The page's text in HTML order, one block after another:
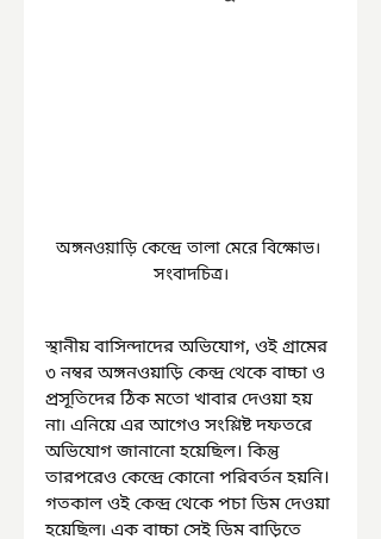
অঙ্গনওয়াড়ি কেন্দ্রে তালা মেরে বিক্ষোভ।
সংবাদচিত্র।
স্থানীয় বাসিন্দাদের অভিযোগ, ওই গ্রামের
৩ নম্বর অঙ্গনওয়াড়ি কেন্দ্র থেকে বাচ্চা ও
প্রসূতিদের ঠিক মতো খাবার দেওয়া হয়
না৷ এনিয়ে এর আগেও সংশ্লিষ্ট দফতরে
অভিযোগ জানানো হয়েছিল। কিন্তু
তারপরেও কেন্দ্রে কোনো পরিবর্তন হয়নি।
গতকাল ওই কেন্দ্র থেকে পচা ডিম দেওয়া
হয়েছিল৷ এক বাচ্চা সেই ডিম বাড়িতে